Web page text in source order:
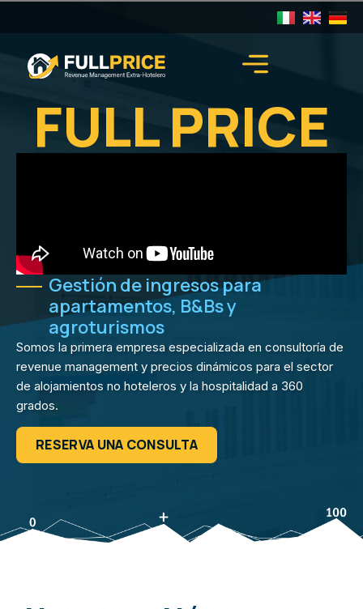
FULL PRICE
Gestión de ingresos para
apartamentos, B&Bs y
agroturismos
Somos la primera empresa especializada en consultoría de
revenue management y precios dinámicos para el sector
de alojamientos no hoteleros y la hospitalidad a 360
grados.
RESERVA UNA CONSULTA